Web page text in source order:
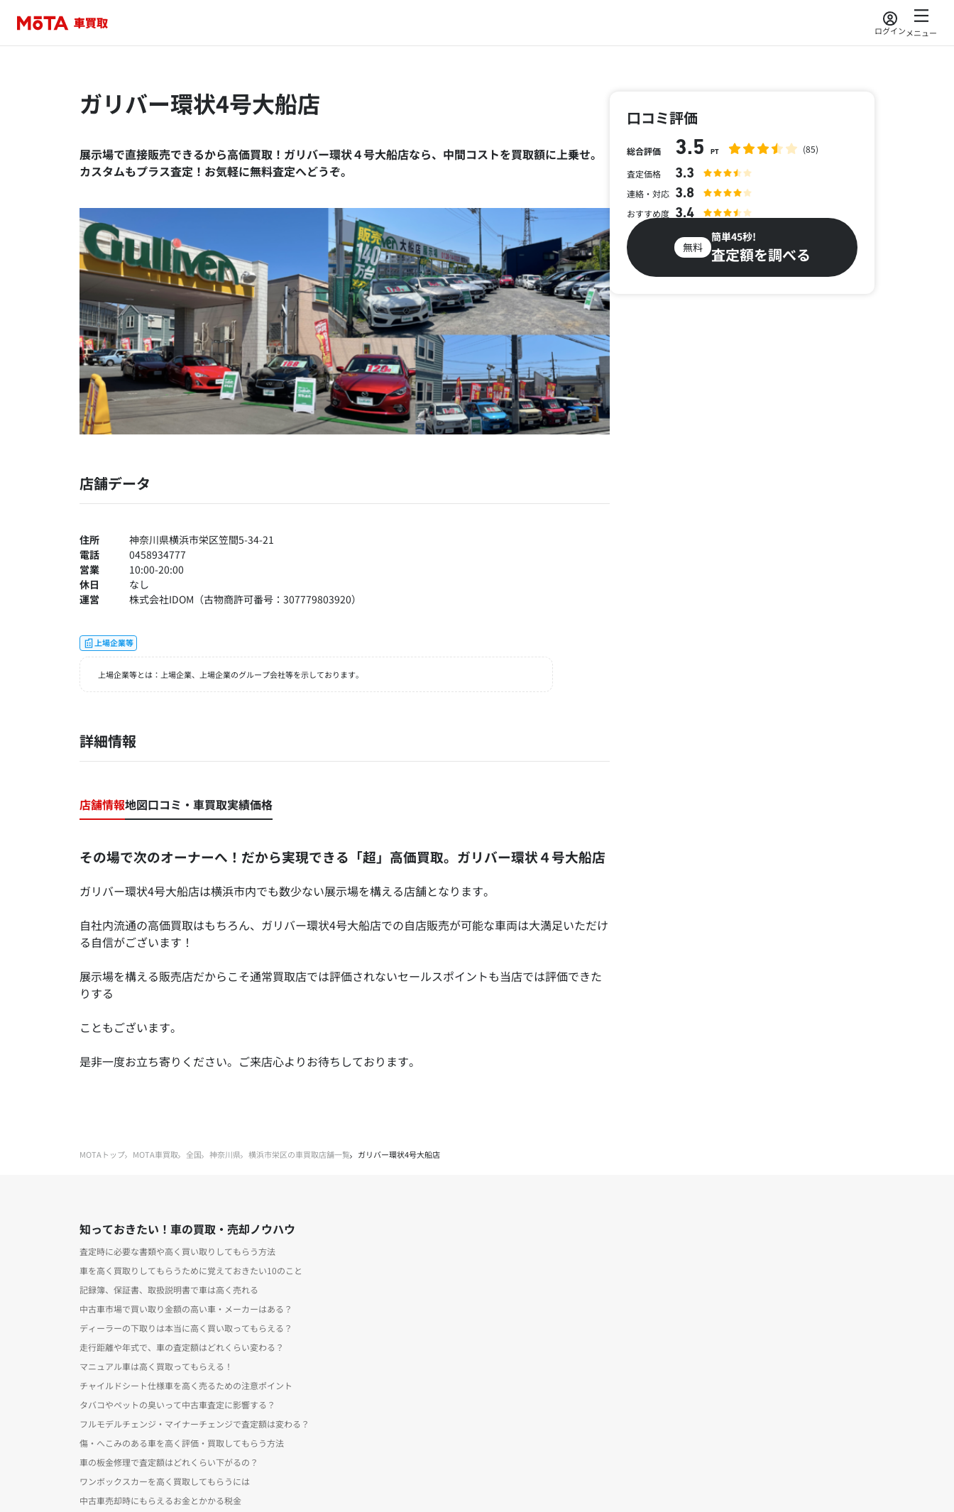
ログインメニュー
ガリバー環状4号大船店
展示場で直接販売できるから高価買取！ガリバー環状４号大船店なら、中間コストを買取額に上乗せ。
カスタムもプラス査定！お気軽に無料査定へどうぞ。
口コミ評価
総合評価 3.5 PT (85)
査定価格
連絡・対応
おすすめ度
3.3
3.8
3.4
無料
簡単45秒!
査定額を調べる
店舗データ
住所
神奈川県横浜市栄区笠間5-34-21
電話
0458934777
営業
10:00-20:00
休日
なし
運営
株式会社IDOM（古物商許可番号：307779803920）
上場企業等
上場企業等とは：上場企業、上場企業のグループ会社等を示しております。
詳細情報
店舗情報地図口コミ・車買取実績価格
その場で次のオーナーへ！だから実現できる「超」高価買取。ガリバー環状４号大船店
ガリバー環状4号大船店は横浜市内でも数少ない展示場を構える店舗となります。
自社内流通の高価買取はもちろん、ガリバー環状4号大船店での自店販売が可能な車両は大満足いただけ
る自信がございます！
展示場を構える販売店だからこそ通常買取店では評価されないセールスポイントも当店では評価できた
りする
こともございます。
是非一度お立ち寄りください。ご来店心よりお待ちしております。
MOTAトップ MOTA車買取 全国 神奈川県 横浜市栄区の車買取店舗一覧 ガリバー環状4号大船店
知っておきたい！車の買取・売却ノウハウ
査定時に必要な書類や高く買い取りしてもらう方法
車を高く買取りしてもらうために覚えておきたい10のこと
記録簿、保証書、取扱説明書で車は高く売れる
中古車市場で買い取り金額の高い車・メーカーはある？
ディーラーの下取りは本当に高く買い取ってもらえる？
走行距離や年式で、車の査定額はどれくらい変わる？
マニュアル車は高く買取ってもらえる！
チャイルドシート仕様車を高く売るための注意ポイント
タバコやペットの臭いって中古車査定に影響する？
フルモデルチェンジ・マイナーチェンジで査定額は変わる？
傷・へこみのある車を高く評価・買取してもらう方法
車の板金修理で査定額はどれくらい下がるの？
ワンボックスカーを高く買取してもらうには
中古車売却時にもらえるお金とかかる税金